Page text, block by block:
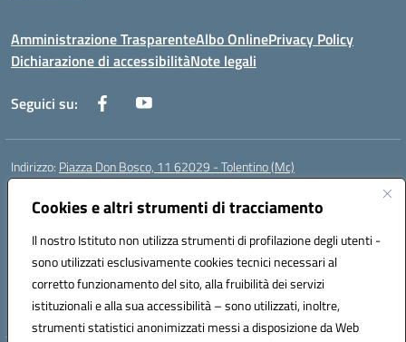
Cookies e altri strumenti di tracciamento
Il nostro Istituto non utilizza strumenti di profilazione degli utenti -
sono utilizzati esclusivamente cookies tecnici necessari al
corretto funzionamento del sito, alla fruibilità dei servizi
istituzionali e alla sua accessibilità – sono utilizzati, inoltre,
strumenti statistici anonimizzati messi a disposizione da Web
Amministrazione TrasparenteAlbo OnlinePrivacy Policy
Dichiarazione di accessibilitàNote legali
Seguici su:
Indirizzo: Piazza Don Bosco, 11 62029 - Tolentino (Mc)
Centralino:
Posta elettronica certificata (PEC):mcic81600c@pec.istruzione.it
Codice fiscale: 92011000434
Codice meccanografico:MCIC81600C
Codice Indice delle Pubbliche Amministrazioni (IPA): istsc_mcic81600c
Codice unico di fatturazione (CUF): UFWPPN